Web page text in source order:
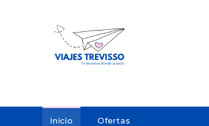
Inicio Ofertas